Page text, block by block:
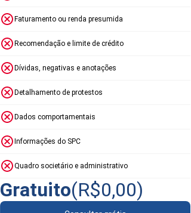
Faturamento ou renda presumida
Recomendação e limite de crédito
Dívidas, negativas e anotações
Detalhamento de protestos
Dados comportamentais
Informações do SPC
Quadro societário e administrativo
Gratuito(R$0,00)